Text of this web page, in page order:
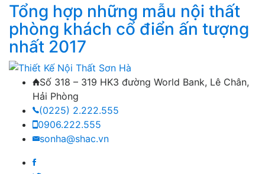
Tổng hợp những mẫu nội thất
phòng khách cổ điển ấn tượng
nhất 2017
Số 318 – 319 HK3 đường World Bank, Lê Chân,
Hải Phòng
(0225) 2.222.555
0906.222.555
sonha@shac.vn